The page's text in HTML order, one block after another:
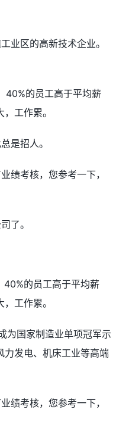
业区的高新技术企业。
40%的员工高于平均薪
工作累。
是招人。
绩考核，您参考一下，
了。
40%的员工高于平均薪
工作累。
为国家制造业单项冠军示
力发电、机床工业等高端
绩考核，您参考一下，